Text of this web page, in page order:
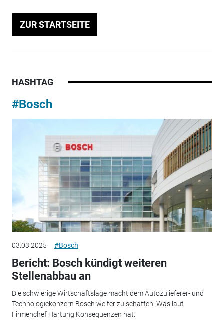
ZUR STARTSEITE
HASHTAG
#Bosch
03.03.2025 #Bosch
Bericht: Bosch kündigt weiteren
Stellenabbau an
Die schwierige Wirtschaftslage macht dem Autozulieferer- und
Technologiekonzern Bosch weiter zu schaffen. Was laut
Firmenchef Hartung Konsequenzen hat.